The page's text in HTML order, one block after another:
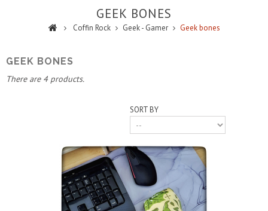
GEEK BONES
Coffin Rock Geek - Gamer Geek bones
GEEK BONES
There are 4 products.
SORT BY